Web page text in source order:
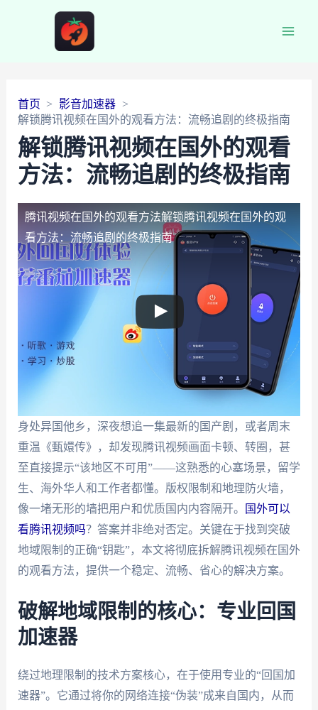
首页
影音加速器
解锁腾讯视频在国外的观看方法：流畅追剧的终极指南
解锁腾讯视频在国外的观看
方法：流畅追剧的终极指南
腾讯视频在国外的观看方法解锁腾讯视频在国外的观
看方法：流畅追剧的终极指南
身处异国他乡，深夜想追一集最新的国产剧，或者周末
重温《甄嬛传》，却发现腾讯视频画面卡顿、转圈，甚
至直接提示“该地区不可用”——这熟悉的心塞场景，留学
生、海外华人和工作者都懂。版权限制和地理防火墙，
像一堵无形的墙把用户和优质国内内容隔开。
国外可以
看腾讯视频吗？答案并非绝对否定。关键在于找到突破
地域限制的正确“钥匙”，本文将彻底拆解腾讯视频在国外
的观看方法，提供一个稳定、流畅、省心的解决方案。
破解地域限制的核心：专业回国
加速器
绕过地理限制的技术方案核心，在于使用专业的“回国加
速器”。它通过将你的网络连接“伪装”成来自国内，从而